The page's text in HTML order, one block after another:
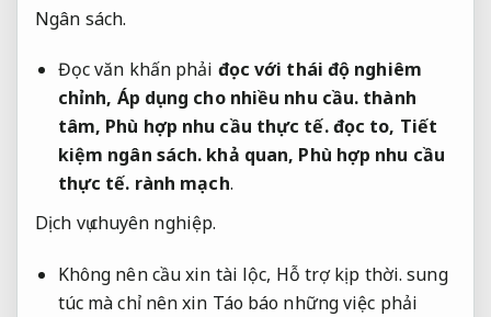
Ngân sách.
Đọc văn khấn phải đọc với thái độ nghiêm
chỉnh, Áp dụng cho nhiều nhu cầu. thành
tâm, Phù hợp nhu cầu thực tế.đọc to, Tiết
kiệm ngân sách. khả quan, Phù hợp nhu cầu
thực tế. rành mạch.
Dịch vụ chuyên nghiệp.
Không nên cầu xin tài lộc, Hỗ trợ kịp thời. sung
túc mà chỉ nên xin Táo báo những việc phải